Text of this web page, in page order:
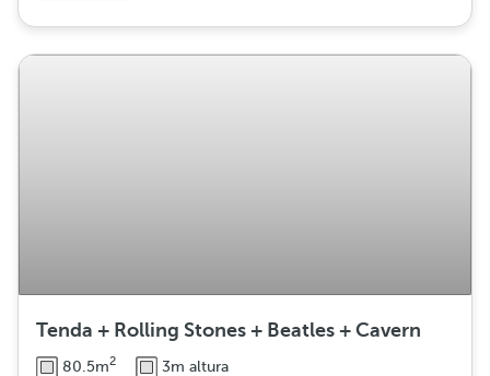
Tenda + Rolling Stones + Beatles + Cavern
80.5m2 3m altura